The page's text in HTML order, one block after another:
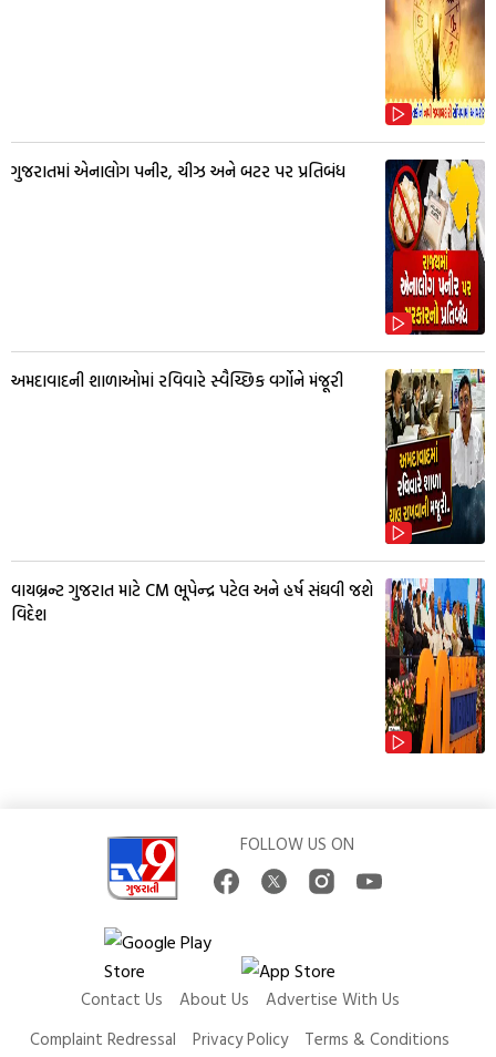
ગુજરાતમાં એનાલોગ પનીર, ચીઝ અને બટર પર પ્રતિબંધ
અમદાવાદની શાળાઓમાં રવિવારે સ્વૈચ્છિક વર્ગોને મંજૂરી
વાયબ્રન્ટ ગુજરાત માટે CM ભૂપેન્દ્ર પટેલ અને હર્ષ સંઘવી જશે
વિદેશ
FOLLOW US ON
Contact Us About Us
Advertise With Us
Complaint Redressal
Privacy Policy Terms & Conditions